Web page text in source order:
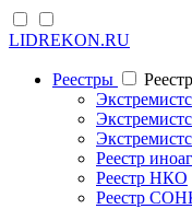
LIDREKON.RU
Реестры
Реестр
Реестр НКО
Реестр